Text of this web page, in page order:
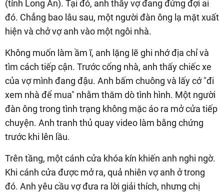
(tỉnh Long An). Tại đó, anh thấy vợ đang đứng đợi ai
đó. Chẳng bao lâu sau, một người đàn ông lạ mặt xuất
hiện và chở vợ anh vào một ngôi nhà.
Không muốn làm ầm ĩ, anh lặng lẽ ghi nhớ địa chỉ và
tìm cách tiếp cận. Trước cổng nhà, anh thấy chiếc xe
của vợ mình đang đậu. Anh bấm chuông và lấy cớ "đi
xem nhà để mua" nhằm thăm dò tình hình. Một người
đàn ông trong tình trạng không mặc áo ra mở cửa tiếp
chuyện. Anh tranh thủ quay video làm bằng chứng
trước khi lên lầu.
Trên tầng, một cánh cửa khóa kín khiến anh nghi ngờ.
Khi cánh cửa được mở ra, quả nhiên vợ anh ở trong
đó. Anh yêu cầu vợ đưa ra lời giải thích, nhưng chị